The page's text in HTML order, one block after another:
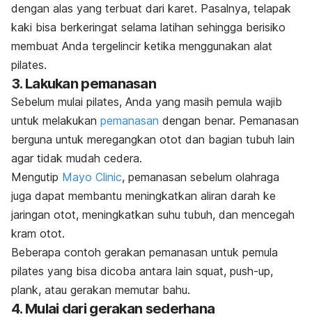
dengan alas yang terbuat dari karet. Pasalnya, telapak
kaki bisa berkeringat selama latihan sehingga berisiko
membuat Anda tergelincir ketika menggunakan alat
pilates.
3. Lakukan pemanasan
Sebelum mulai pilates, Anda yang masih pemula wajib
untuk melakukan pemanasan dengan benar. Pemanasan
berguna untuk meregangkan otot dan bagian tubuh lain
agar tidak mudah cedera.
Mengutip Mayo Clinic, pemanasan sebelum olahraga
juga dapat membantu meningkatkan aliran darah ke
jaringan otot, meningkatkan suhu tubuh, dan mencegah
kram otot.
Beberapa contoh gerakan pemanasan untuk pemula
pilates yang bisa dicoba antara lain squat, push-up,
plank, atau gerakan memutar bahu.
4. Mulai dari gerakan sederhana